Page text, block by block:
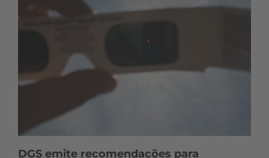
DGS emite recomendações para